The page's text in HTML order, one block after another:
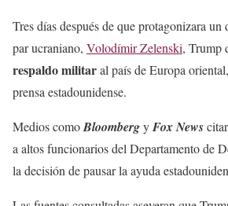
Tres días después de que protagonizara un
par ucraniano, Volodímir Zelenski, Trump
respaldo militaral país de Europa
prensa estadounidense.
Medios comoBloombergyFox News
a altos funcionarios del Departamento de
la decisión de pausar la ayuda